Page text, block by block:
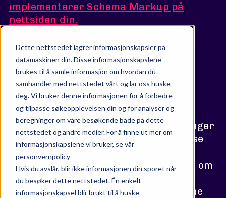
Dette nettstedet lagrer informasjonskapsler på
datamaskinen din. Disse informasjonskapslene
brukes til å samle informasjon om hvordan du
samhandler med nettstedet vårt og lar oss huske
deg. Vi bruker denne informasjonen for å forbedre
og tilpasse søkeopplevelsen din og for analyser og
beregninger om våre besøkende både på dette
nettstedet og andre medier. For å finne ut mer om
informasjonskapslene vi bruker, se vår
personvernpolicy
Hvis du avslår, blir ikke informasjonen din sporet når
du besøker dette nettstedet. Én enkelt
informasjonskapsel blir brukt til å huske
implementerer Schema Markup på
nettsiden din.
4) Optimaliser
brukeropplevelsen (UX)
gjennom Core Web Vitals
Core Web Vitals er Googles egne målinger
av brukeropplevelse på nettsider. Disse
inkluderer blant annet lastetid,
interaktivitet og visuell stabilitet. Selv om
dette ofte regnes som teknisk SEO,
påvirker det direkte hvordan brukerne